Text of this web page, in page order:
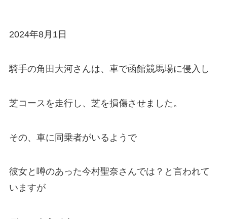
2024年8月1日
騎手の角田大河さんは、車で函館競馬場に侵入し
芝コースを走行し、芝を損傷させました。
その、車に同乗者がいるようで
彼女と噂のあった今村聖奈さんでは？と言われて
いますが